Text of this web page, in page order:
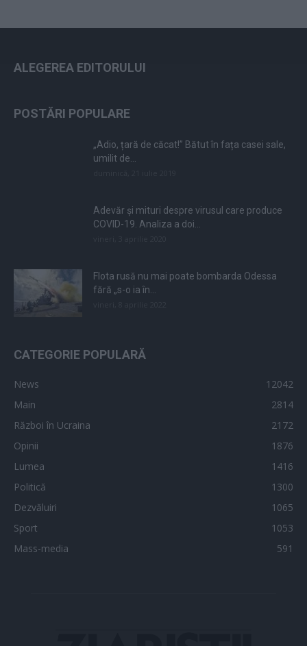
ALEGEREA EDITORULUI
POSTĂRI POPULARE
„Adio, țară de căcat!” Bătut în fața casei sale,
umilit de...
Adevăr și mituri despre virusul care produce
COVID-19. Analiza a doi...
Flota rusă nu mai poate bombarda Odessa
fără „s-o ia în...
CATEGORIE POPULARĂ
News
12042
Main
2814
Război în Ucraina
2172
Opinii
1876
Lumea
1416
Politică
1300
Dezvăluiri
1065
Sport
1053
Mass-media
591